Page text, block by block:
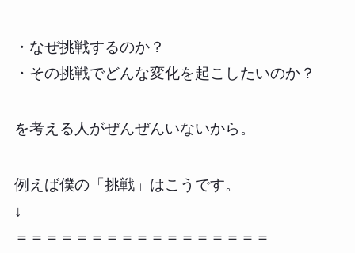
・なぜ挑戦するのか？
・その挑戦でどんな変化を起こしたいのか？
を考える人がぜんぜんいないから。
例えば僕の「挑戦」はこうです。
↓
＝＝＝＝＝＝＝＝＝＝＝＝＝＝＝＝＝